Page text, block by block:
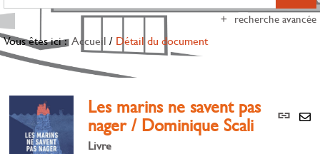
recherche avancée
Vous êtes ici : Accueil / Détail du document
Lien
Les marins ne savent pas
nager / Dominique Scali
Livre